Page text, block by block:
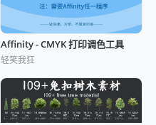
Affinity - CMYK 打印调色工具
轻笑我狂